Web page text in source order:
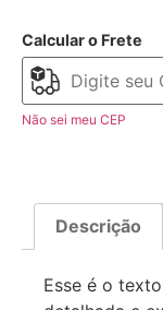
Calcular o Frete
Não sei meu CEP
Descrição
Esse é o